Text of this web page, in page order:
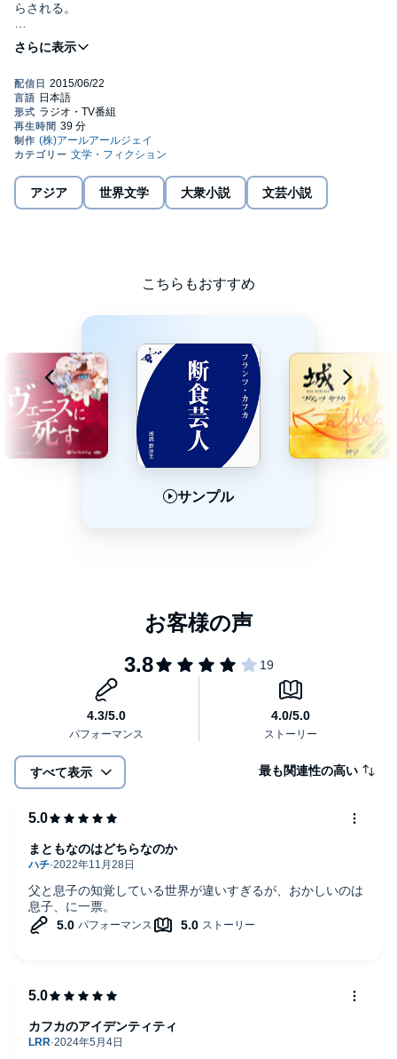
らされる。
DAS URTEILからの原田義人による翻訳。℗RRJ Inc.
アジア 世界文学 大衆小説 文芸小説
こちらもおすすめ
サンプル
すべて表示 最も関連性の高い
父と息子の知覚している世界が違いすぎるが、おかしいのは
息子、に一票。
まともなのはどちらなのか
カフカのアイデンティティ